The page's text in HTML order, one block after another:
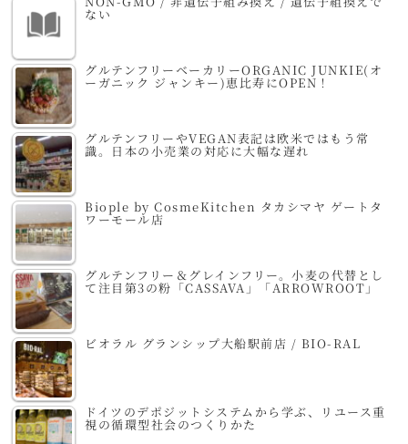
ない
グルテンフリーベーカリーORGANIC JUNKIE(オ
ーガニック ジャンキー)恵比寿にOPEN！
グルテンフリーやVEGAN表記は欧米ではもう常
識。日本の小売業の対応に大幅な遅れ
Biople by CosmeKitchen タカシマヤ ゲートタ
ワーモール店
グルテンフリー＆グレインフリー。小麦の代替とし
て注目第3の粉「CASSAVA」「ARROWROOT」
ビオラル グランシップ大船駅前店 / BIO-RAL
ドイツのデポジットシステムから学ぶ、リユース重
視の循環型社会のつくりかた